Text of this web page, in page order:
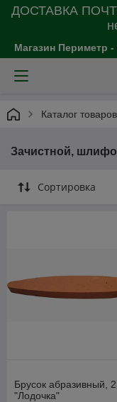
ДОСТАВКА
Магазин Периметр
Каталог товаров
Зачистной,
Сортировка
Брусок абразивный,
"Лодочка"